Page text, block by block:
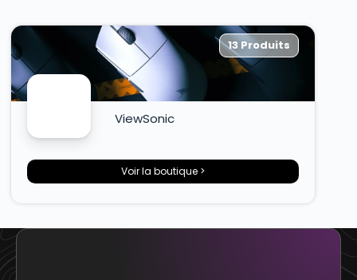
13 Produits
ViewSonic
Voir la boutique >